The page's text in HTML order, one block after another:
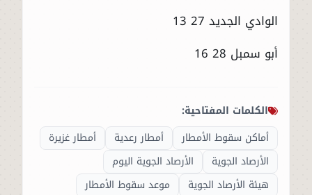
الوادي الجديد 27 13
أبو سمبل 28 16
الكلمات المفتاحية:
أماكن سقوط الأمطار
أمطار رعدية
أمطار غزيرة
الأرصاد الجوية
الأرصاد الجوية اليوم
هيئة الأرصاد الجوية
موعد سقوط الأمطار